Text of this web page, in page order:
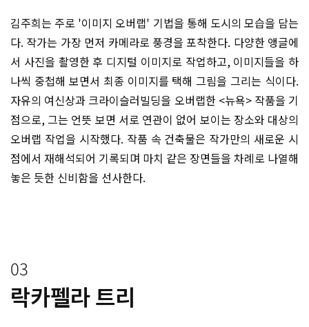
김주희는 주로 '이미지 오버랩' 기법을 통해 도시의 모습을 담는
다. 작가는 가장 먼저 카메라로 풍경을 포착한다. 다양한 앵글에
서 사진을 촬영한 후 디지털 이미지로 작업하고, 이미지들을 하
나씩 중첩해 보면서 최종 이미지를 택해 그림을 그리는 식이다.
자유의 여신상과 크라이슬러빌딩을 오버랩한 <뉴욕> 작품을 기
점으로, 그는 언뜻 보면 서로 연관이 없어 보이는 장소와 대상의
오버랩 작업을 시작했다. 작품 속 건축물은 작가만의 새로운 시
점에서 재해석되어 기록되며 마치 같은 장면들을 차례로 나열해
놓은 듯한 신비함을 선사한다.
03
락카펠라 트리